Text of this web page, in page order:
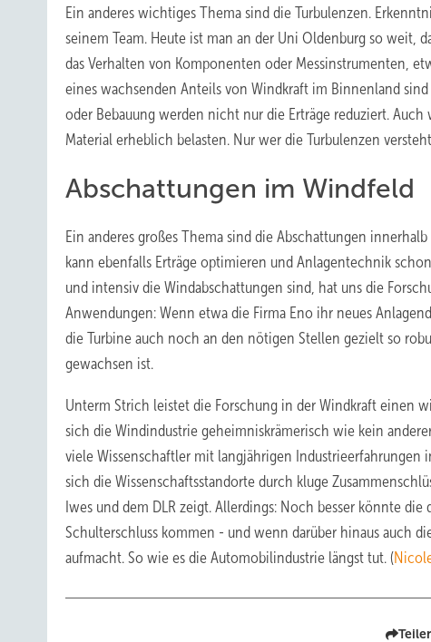
Ein anderes wichtiges Thema sind die Turbulenzen.
seinem Team. Heute ist man an der Uni Oldenburg so weit,
das Verhalten von Komponenten oder Messinstrumenten,
eines wachsenden Anteils von Windkraft im Binnenland
oder Bebauung werden nicht nur die Erträge reduziert.
Material erheblich belasten. Nur wer die Turbulenzen
Abschattungen im Windfeld
Ein anderes großes Thema sind die Abschattungen
kann ebenfalls Erträge optimieren und Anlagentechnik
und intensiv die Windabschattungen sind, hat uns die
Anwendungen: Wenn etwa die Firma Eno ihr neues
die Turbine auch noch an den nötigen Stellen gezielt so
gewachsen ist.
Unterm Strich leistet die Forschung in der Windkraft einen
sich die Windindustrie geheimniskrämerisch wie kein
viele Wissenschaftler mit langjährigen Industrieerfahrungen
sich die Wissenschaftsstandorte durch kluge
Iwes und dem DLR zeigt. Allerdings: Noch besser könnte
Schulterschluss kommen - und wenn darüber hinaus auch
aufmacht. So wie es die Automobilindustrie längst tut. (